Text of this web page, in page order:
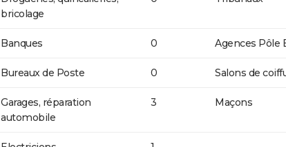
bricolage
Banques 0 Agences Pôle
Bureaux de Poste 0 Salons de
Garages, réparation
automobile
3 Maçons